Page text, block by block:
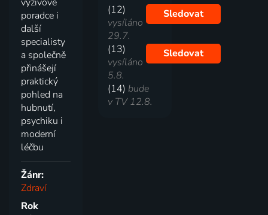
poradce i
další
specialisty
a společně
přinášejí
praktický
pohled na
hubnutí,
psychiku i
moderní
léčbu
Žánr:
Zdraví
Rok
(12)
vysíláno
29.7.
Sledovat
(13)
vysíláno
5.8.
Sledovat
(14)bude
v TV 12.8.